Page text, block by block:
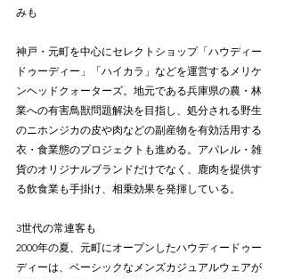
みも
神戸・元町を中心にセレクトショップ「ハウディー
ドゥーディー」「ハイカラ」などを運営するメリケ
ンヘッドクォーターズ。地元である兵庫県の農・林
業への有害鳥獣問題解決を目指し、処分される野生
のニホンジカの皮や肉などの副産物を有効活用する
衣・食業態のプロジェクトも進める。アパレル・雑
貨のオリジナルブランドだけでなく、鹿肉を提供す
る飲食業も手掛け、相乗効果を発揮している。
3世代の常連客も
2000年の夏、元町にオープンしたハウディードゥー
ディーは、ベーシックなメンズカジュアルウェアが